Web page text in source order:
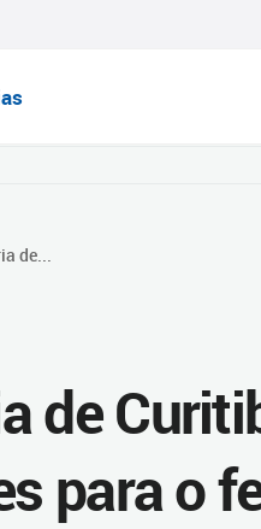
de...
de
para o